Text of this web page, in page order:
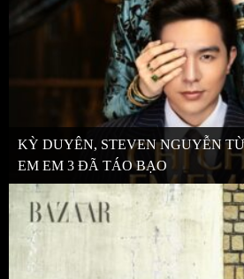
KỲ DUYÊN, STEVEN NGUYỄN
EM EM 3 ĐÃ TÁO BẠO